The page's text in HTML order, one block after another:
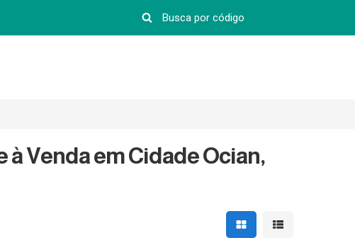
Venda em Cidade Ocian,
Mostrar resultados em
Mostrar